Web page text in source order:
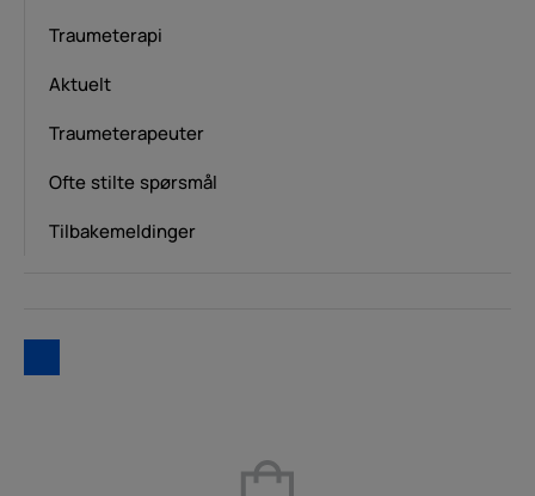
Traumeterapi
Aktuelt
Traumeterapeuter
Ofte stilte spørsmål
Tilbakemeldinger